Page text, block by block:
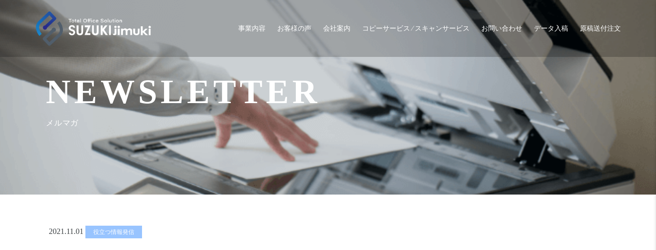
事業内容 お客様の声 会社案内 コピーサービス ⁄ スキャンサービス お問い合わせ データ入稿 原稿送付注文
NEWSLETTER
メルマガ
2021.11.01 役立つ情報発信